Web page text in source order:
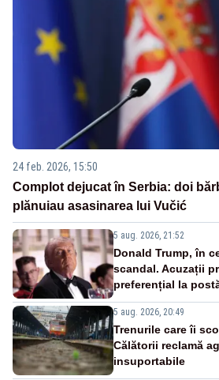
24 feb. 2026, 15:50
Complot dejucat în Serbia: doi
plănuiau asasinarea lui Vučić
5 aug. 2026, 21:52
Donald Trump, în
scandal. Acuzații
preferențial la
5 aug. 2026, 20:49
Trenurile care îi
Călătorii reclamă
insuportabile